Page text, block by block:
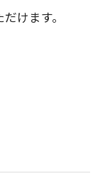
けます。